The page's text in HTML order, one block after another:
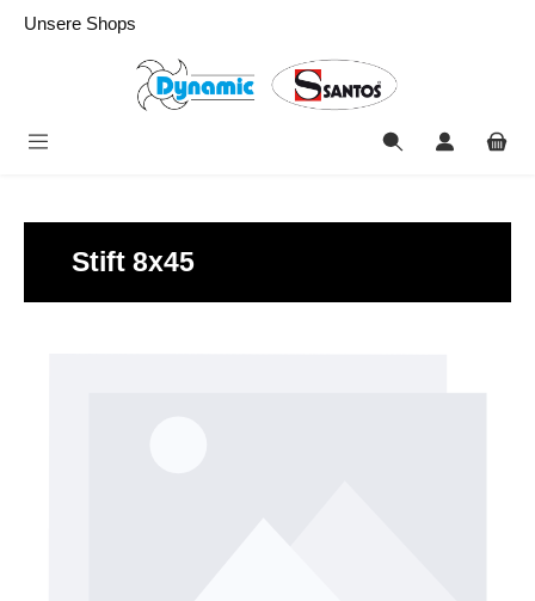
springen
Unsere Shops
Stift 8x45